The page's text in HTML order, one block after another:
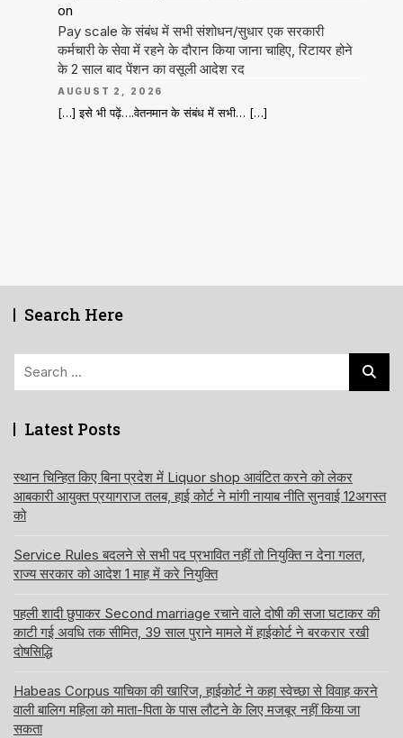
on
Pay scale के संबंध में सभी संशोधन/सुधार एक सरकारी
कर्मचारी के सेवा में रहने के दौरान किया जाना चाहिए, रिटायर होने
के 2 साल बाद पेंशन का वसूली आदेश रद
AUGUST 2, 2026
[…] इसे भी पढ़ें….वेतनमान के संबंध में सभी… […]
Search Here
Latest Posts
स्थान चिन्हित किए बिना प्रदेश में Liquor shop आवंटित करने को लेकर
आबकारी आयुक्त प्रयागराज तलब, हाई कोर्ट ने मांगी नायाब नीति सुनवाई 12अगस्त
को
Service Rules बदलने से सभी पद प्रभावित नहीं तो नियुक्ति न देना गलत,
राज्य सरकार को आदेश 1 माह में करे नियुक्ति
पहली शादी छुपाकर Second marriage रचाने वाले दोषी की सजा घटाकर की
काटी गई अवधि तक सीमित, 39 साल पुराने मामले में हाईकोर्ट ने बरकरार रखी
दोषसिद्धि
Habeas Corpus याचिका की खारिज, हाईकोर्ट ने कहा स्वेच्छा से विवाह करने
वाली बालिग महिला को माता-पिता के पास लौटने के लिए मजबूर नहीं किया जा
सकता